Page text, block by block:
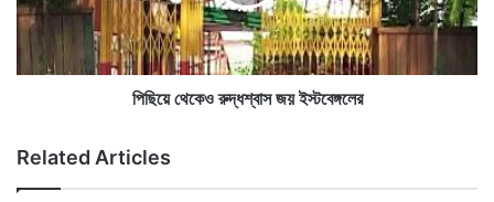
রু
শ্বা
ই
স্ট
পিছিয়ে থেকেও রুদ্ধশ্বাস জয় ইস্টবেঙ্গলের
Related Articles